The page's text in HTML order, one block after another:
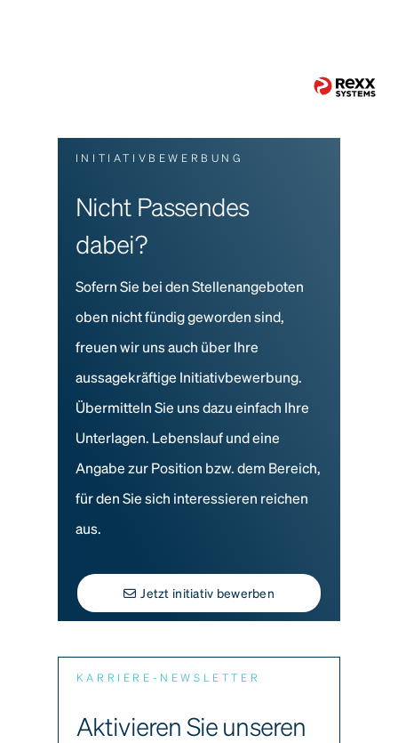
INITIATIVBEWERBUNG
Nicht Passendes
dabei?
Sofern Sie bei den Stellenangeboten
oben nicht fündig geworden sind,
freuen wir uns auch über Ihre
aussagekräftige Initiativbewerbung.
Übermitteln Sie uns dazu einfach Ihre
Unterlagen. Lebenslauf und eine
Angabe zur Position bzw. dem Bereich,
für den Sie sich interessieren reichen
aus.
Jetzt initiativ bewerben
KARRIERE-NEWSLETTER
Aktivieren Sie unseren